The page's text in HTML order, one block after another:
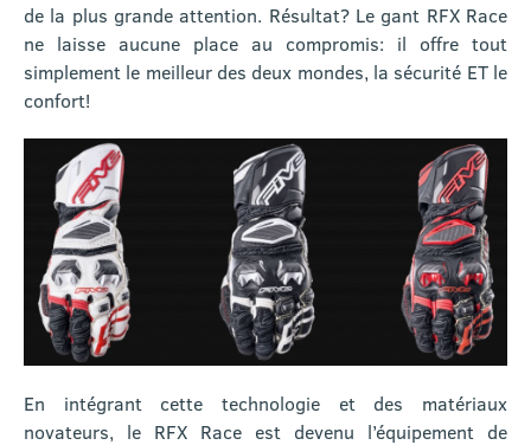
de la plus grande attention. Résultat? Le gant RFX Race
ne laisse aucune place au compromis: il offre tout
simplement le meilleur des deux mondes, la sécurité ET le
confort!
En intégrant cette technologie et des matériaux
novateurs, le RFX Race est devenu l’équipement de